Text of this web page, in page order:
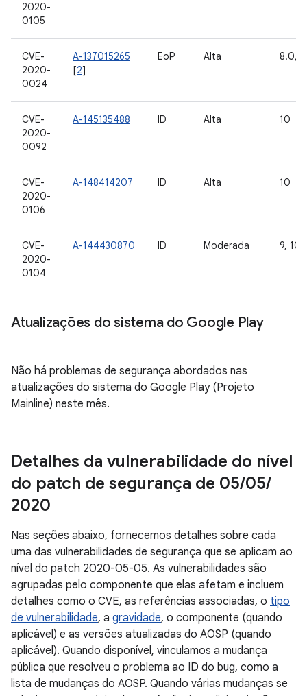
2020-
0105
CVE-
2020-
0024
A-137015265
[2]
EoP Alta 8.0,
CVE-
2020-
0092
A-145135488 ID Alta 10
CVE-
2020-
0106
A-148414207 ID Alta 10
CVE-
2020-
0104
A-144430870 ID Moderada 9, 10
Atualizações do sistema do Google Play
Não há problemas de segurança abordados nas
atualizações do sistema do Google Play (Projeto
Mainline) neste mês.
Detalhes da vulnerabilidade do nível
do patch de segurança de 05/05/
2020
Nas seções abaixo, fornecemos detalhes sobre cada
uma das vulnerabilidades de segurança que se aplicam ao
nível do patch 2020-05-05. As vulnerabilidades são
agrupadas pelo componente que elas afetam e incluem
detalhes como o CVE, as referências associadas, o tipo
de vulnerabilidade, a gravidade, o componente (quando
aplicável) e as versões atualizadas do AOSP (quando
aplicável). Quando disponível, vinculamos a mudança
pública que resolveu o problema ao ID do bug, como a
lista de mudanças do AOSP. Quando várias mudanças se